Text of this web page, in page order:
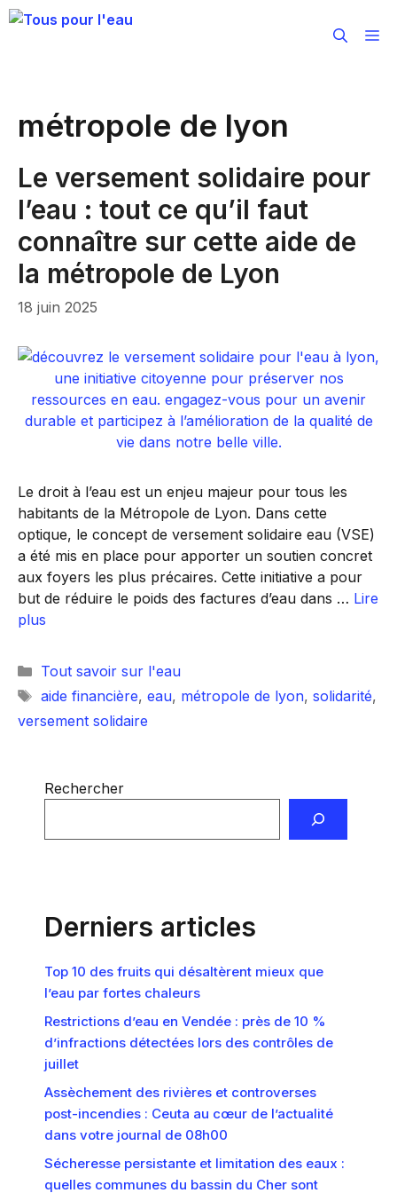
Aller
métropole de lyon
Le versement solidaire pour
l’eau : tout ce qu’il faut
connaître sur cette aide de
la métropole de Lyon
18 juin 2025
Le droit à l’eau est un enjeu majeur pour tous les
habitants de la Métropole de Lyon. Dans cette
optique, le concept de versement solidaire eau (VSE)
a été mis en place pour apporter un soutien concret
aux foyers les plus précaires. Cette initiative a pour
but de réduire le poids des factures d’eau dans … Lire
plus
Catégories
Tout savoir sur l'eau
Étiquettes
aide financière, eau, métropole de lyon, solidarité,
versement solidaire
Rechercher
Derniers articles
Top 10 des fruits qui désaltèrent mieux que
l’eau par fortes chaleurs
Restrictions d’eau en Vendée : près de 10 %
d’infractions détectées lors des contrôles de
juillet
Assèchement des rivières et controverses
post-incendies : Ceuta au cœur de l’actualité
dans votre journal de 08h00
Sécheresse persistante et limitation des eaux :
quelles communes du bassin du Cher sont